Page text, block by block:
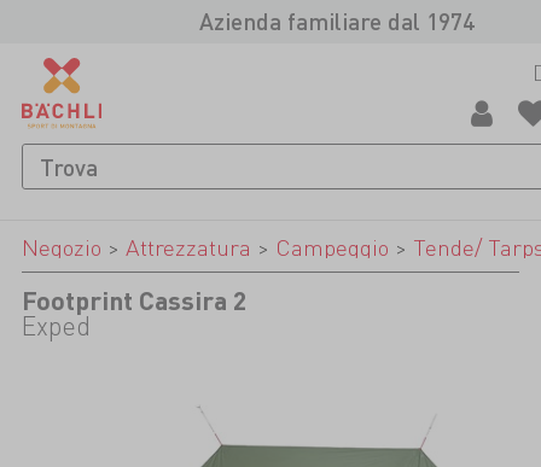
Azienda familiare dal 1974
Negozio > Attrezzatura > Campeggio > Tende/
Footprint Cassira 2
Exped